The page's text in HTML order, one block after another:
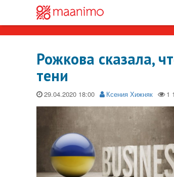
Рожкова сказала,
тени
29.04.2020 Ксения Хижняк